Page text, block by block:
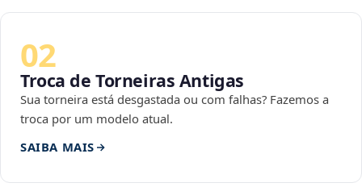
02
Troca de Torneiras Antigas
Sua torneira está desgastada ou com falhas? Fazemos a
troca por um modelo atual.
SAIBA MAIS